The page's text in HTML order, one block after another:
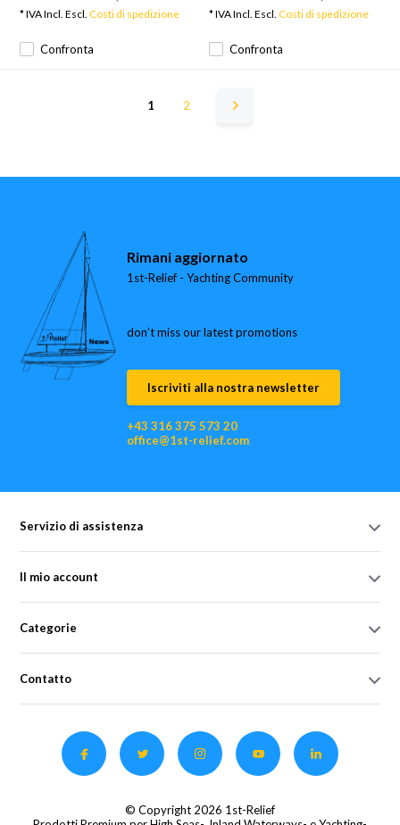
Confronta
* IVA Incl. Escl.Costi di spedizione
Confronta
* IVA Incl. Escl. Costi di spedizione
1 2
Rimani aggiornato
1st-Relief - Yachting Community
don’t miss our latest promotions
Iscriviti alla nostra newsletter
+43 316 375 573 20
office@1st-relief.com
Servizio di assistenza
Il mio account
Categorie
Contatto
© Copyright 2026 1st-Relief